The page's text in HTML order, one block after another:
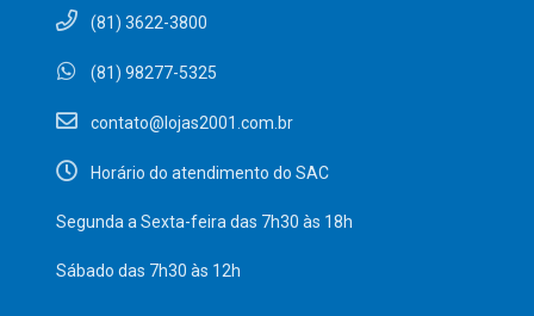
(81) 3622-3800
(81) 98277-5325
contato@lojas2001.com.br
Horário do atendimento do SAC
Segunda a Sexta-feira das 7h30 às 18h
Sábado das 7h30 às 12h